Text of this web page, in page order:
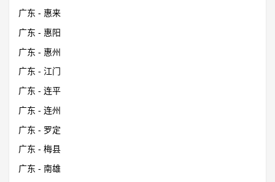
广东 - 惠来
广东 - 惠阳
广东 - 惠州
广东 - 江门
广东 - 连平
广东 - 连州
广东 - 罗定
广东 - 梅县
广东 - 南雄